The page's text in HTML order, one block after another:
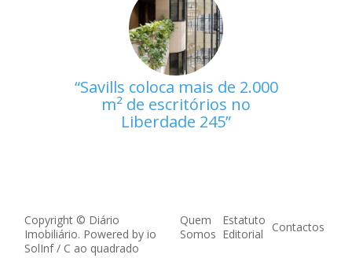
Savills coloca mais de 2.000
m² de escritórios no
Liberdade 245
Copyright © Diário
Imobiliário. Powered by io
SolInf/ C ao quadrado
Quem
Somos
Estatuto
Editorial
Contactos